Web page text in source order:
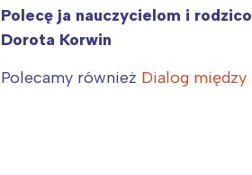
Polecę ja nauczycielom i
Dorota Korwin
Polecamy również Dialog